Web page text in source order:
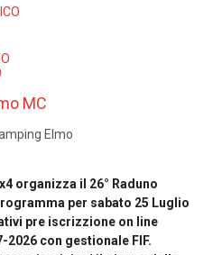
MC
Elmo
organizza il 26° Raduno
per sabato 25 Luglio
pre iscrizzione on line
con gestionale FIF.